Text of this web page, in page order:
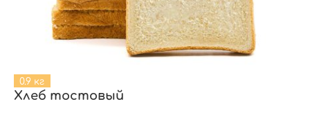
0.9 кг
Хлеб тостовый